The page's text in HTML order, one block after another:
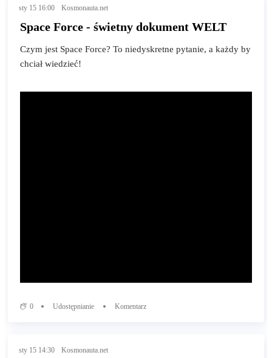
sty 15 16:00 Kosmonauta.net
Space Force - świetny dokument WELT
Czym jest Space Force? To niedyskretne pytanie, a każdy by
chciał wiedzieć!
0 Udostępnianie Komentarz
sty 15 14:30 Kosmonauta.net